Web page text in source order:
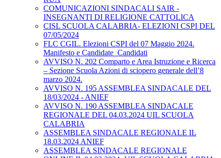
COMUNICAZIONI SINDACALI SAIR -
INSEGNANTI DI RELIGIONE CATTOLICA
CISL SCUOLA CALABRIA- ELEZIONI CSPI DEL
07/05/2024
FLC CGIL. Elezioni CSPI del 07 Maggio 2024.
Manifesto e Candidate_Candidati
AVVISO N. 202 Comparto e Area Istruzione e Ricerca
– Sezione Scuola Azioni di sciopero generale dell’8
marzo 2024.
AVVISO N. 195 ASSEMBLEA SINDACALE DEL
18/03/2024 - ANIEF
AVVISO N. 190 ASSEMBLEA SINDACALE
REGIONALE DEL 04.03.2024 UIL SCUOLA
CALABRIA
ASSEMBLEA SINDACALE REGIONALE IL
18.03.2024 ANIEF
ASSEMBLEA SINDACALE REGIONALE